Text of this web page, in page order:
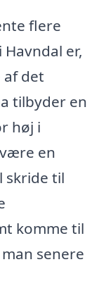
flere
er,
af det
tilbyder en
høj i
en
skride til
komme til
senere